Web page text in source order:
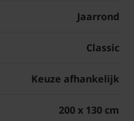
Jaarrond
Classic
Keuze afhankelijk
200 x 130 cm